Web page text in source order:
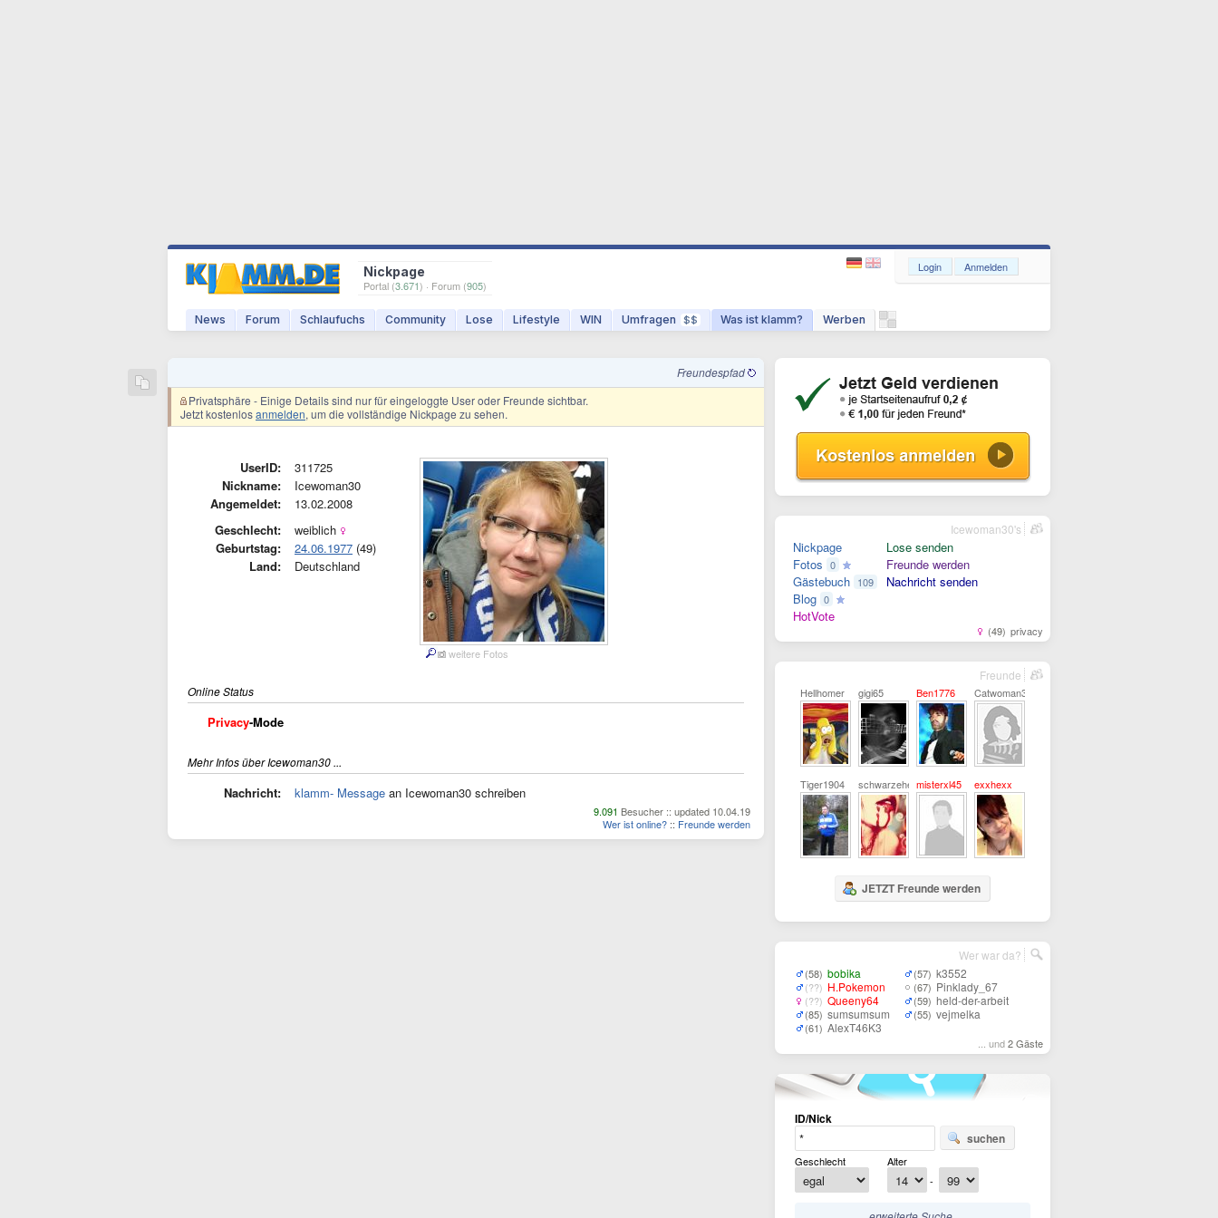
Nickpage
Portal (3.671) · Forum (905)
News Forum Schlaufuchs Community Lose Lifestyle WIN Umfragen $$ Was ist klamm? Werben
Login Anmelden
Freundespfad
Privatsphäre - Einige Details sind nur für eingeloggte User oder Freunde sichtbar.
Jetzt kostenlosanmelden, um die vollständige Nickpage zu sehen.
UserID:
311725
Nickname:
Icewoman30
Angemeldet:
13.02.2008
Geschlecht:
weiblich
Geburtstag:
24.06.1977 (49)
Land:
Deutschland
weitere Fotos
Online Status
Privacy-Mode
Mehr Infos über Icewoman30 ...
Nachricht: klamm- Message an Icewoman30 schreiben
9.091 Besucher :: updated 10.04.19
Wer ist online? :: Freunde werden
Nickpage
Fotos 0
Gästebuch 109
Blog 0
HotVote
Lose senden
Freunde werden
Nachricht senden
(49) privacy
Icewoman30's
Hellhomer gigi65 Ben1776 Catwoman30
Tiger1904 schwarzehexe7misterxl45 exxhexx
JETZT Freunde werden
Freunde
(58) bobika
(??) H.Pokemon
(??) Queeny64
(85) sumsumsum
(61) AlexT46K3
(57) k3552
(67) Pinklady_67
(59) held-der-arbeit
(55) vejmelka
... und2 Gäste
Wer war da?
ID/Nick
suchen
Geschlecht
Alter
-